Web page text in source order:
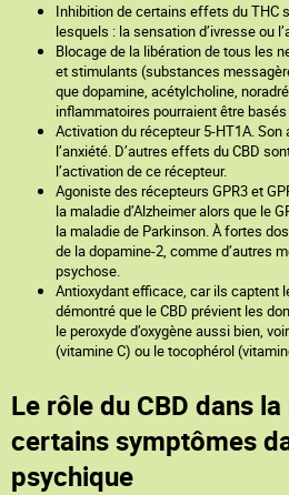
Inhibition de certains effets du THC
lesquels : la sensation d’ivresse ou
Blocage de la libération de tous les
et stimulants (substances
que dopamine, acétylcholine,
inflammatoires pourraient être
Activation du récepteur 5-HT1A.
l’anxiété. D’autres effets du CBD
l’activation de ce récepteur.
Agoniste des récepteurs GPR3 et
la maladie d’Alzheimer alors que le
la maladie de Parkinson. À fortes
de la dopamine-2, comme d’autres
psychose.
Antioxydant efficace, car ils captent
démontré que le CBD prévient les
le peroxyde d’oxygène aussi bien,
(vitamine C) ou le tocophérol
Le rôle du CBD dans
certains symptômes
psychique